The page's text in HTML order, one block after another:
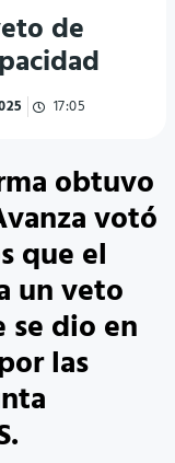
de
17:05
obtuvo
votó
que el
un veto
se dio en
las